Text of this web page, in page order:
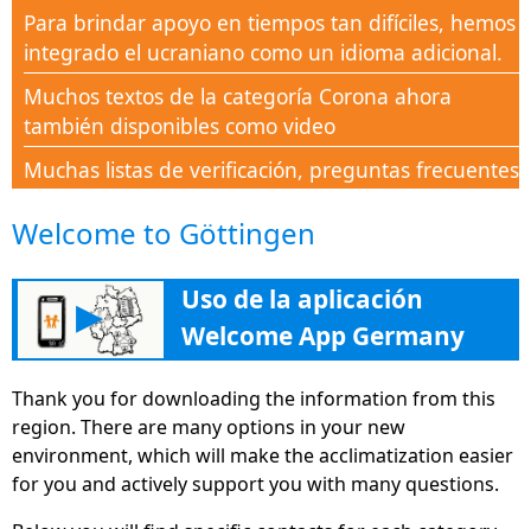
Para brindar apoyo en tiempos tan difíciles, hemos
integrado el ucraniano como un idioma adicional.
Muchos textos de la categoría Corona ahora
también disponibles como video
Muchas listas de verificación, preguntas frecuentes
Corona
Nueva categoría Corona-Aid para apoyar a todas
las personas en este tiempo de crisis con
conocimiento
consejos, direcciones e información en la
formación continua, con el fin de encontrar su
camino en el mercado laboral alemán.
Welcome to Göttingen
▶
Uso de la aplicación
Welcome App Germany
Thank you for downloading the information from this
region. There are many options in your new
environment, which will make the acclimatization easier
for you and actively support you with many questions.